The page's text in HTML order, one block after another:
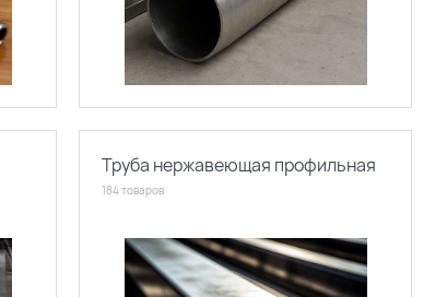
Труба нержавеющая профильная
184 товаров